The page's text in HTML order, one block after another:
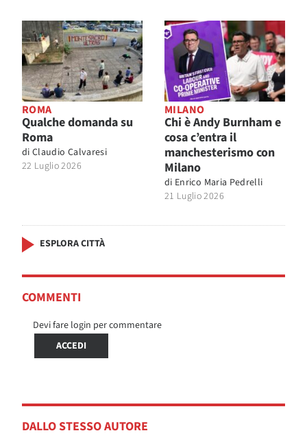
ROMA
Qualche domanda su
Roma
di Claudio Calvaresi
22 Luglio 2026
MILANO
Chi è Andy Burnham e
cosa c’entra il
manchesterismo con
Milano
di Enrico Maria Pedrelli
21 Luglio 2026
ESPLORA CITTÀ
COMMENTI
Devi fare login per commentare
ACCEDI
DALLO STESSO AUTORE